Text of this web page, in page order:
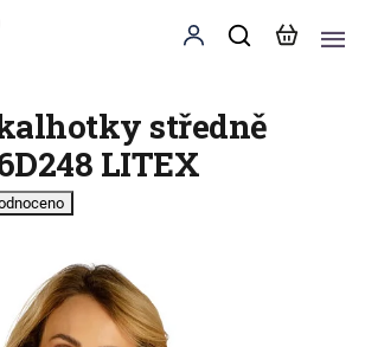
středně
LITEX